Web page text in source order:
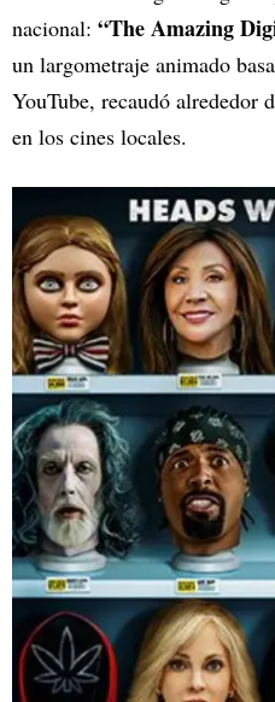
nacional: “The Amazing
un largometraje animado
YouTube, recaudó alrededor
en los cines locales.